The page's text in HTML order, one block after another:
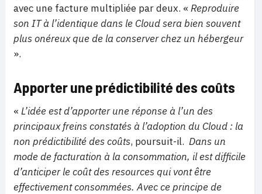
avec une facture multipliée par deux. « Reproduire
son IT à l’identique dans le Cloud sera bien souvent
plus onéreux que de la conserver chez un hébergeur
».
Apporter une prédictibilité des coûts
« L’idée est d’apporter une réponse à l’un des
principaux freins constatés à l’adoption du Cloud : la
non prédictibilité des coûts, poursuit-il. Dans un
mode de facturation à la consommation, il est difficile
d’anticiper le coût des resources qui vont être
effectivement consommées. Avec ce principe de